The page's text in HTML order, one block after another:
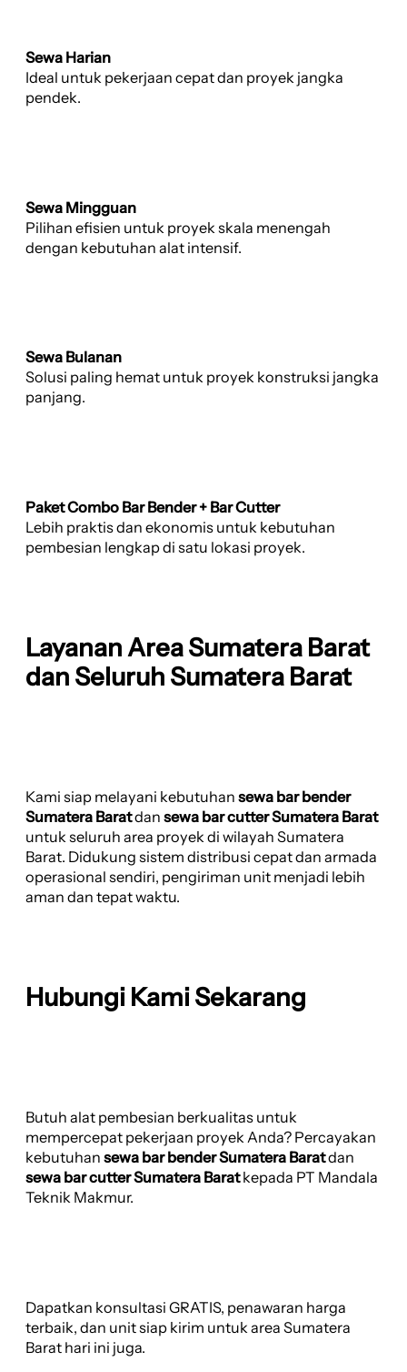
Sewa Harian
Ideal untuk pekerjaan cepat dan proyek jangka
pendek.
Sewa Mingguan
Pilihan efisien untuk proyek skala menengah
dengan kebutuhan alat intensif.
Sewa Bulanan
Solusi paling hemat untuk proyek konstruksi jangka
panjang.
Paket Combo Bar Bender + Bar Cutter
Lebih praktis dan ekonomis untuk kebutuhan
pembesian lengkap di satu lokasi proyek.
Layanan Area Sumatera Barat
dan Seluruh Sumatera Barat
Kami siap melayani kebutuhan sewa bar bender
Sumatera Baratdan sewa bar cutter Sumatera Barat
untuk seluruh area proyek di wilayah Sumatera
Barat. Didukung sistem distribusi cepat dan armada
operasional sendiri, pengiriman unit menjadi lebih
aman dan tepat waktu.
Hubungi Kami Sekarang
Butuh alat pembesian berkualitas untuk
mempercepat pekerjaan proyek Anda? Percayakan
kebutuhan sewa bar bender Sumatera Baratdan
sewa bar cutter Sumatera Baratkepada PT Mandala
Teknik Makmur.
Dapatkan konsultasi GRATIS, penawaran harga
terbaik, dan unit siap kirim untuk area Sumatera
Barat hari ini juga.